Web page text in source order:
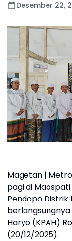
Desember 22,
Magetan |
pagi di
Pendopo Distrik
berlangsungnya
Haryo (KPAH)
(20/12/2025).